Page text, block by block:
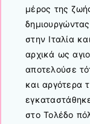
μέρος της
στην Ιταλία
αρχικά ως
αποτελούσε
και αργότερα
στο Τολέδο